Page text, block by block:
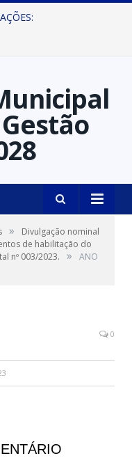
»
Divulgação nominal
de habilitação do
nº 003/2023.
»
ANO
0